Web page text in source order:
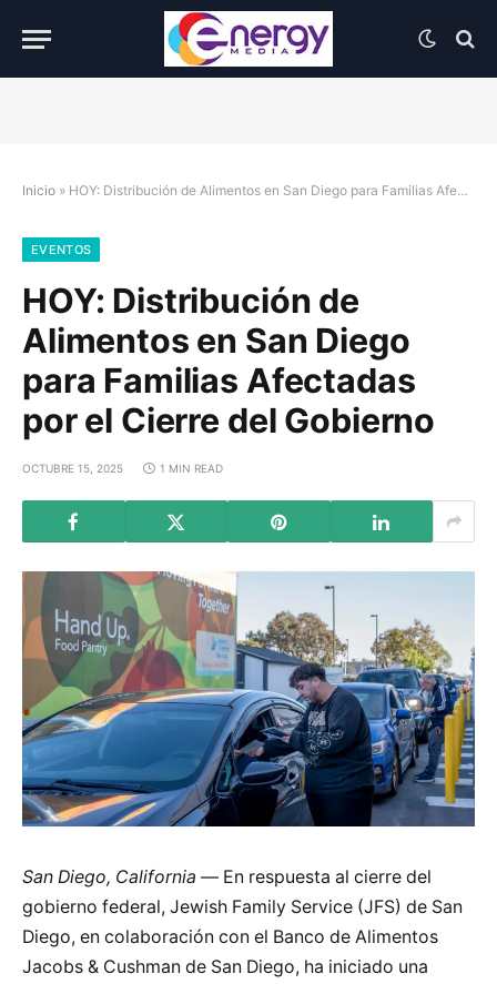
Inicio » HOY: Distribución de Alimentos en San Diego para Familias Afectadas por el Cierre del Gobierno
EVENTOS
HOY: Distribución de
Alimentos en San Diego
para Familias Afectadas
por el Cierre del Gobierno
OCTUBRE 15, 2025 1 MIN READ
San Diego, California — En respuesta al cierre del
gobierno federal, Jewish Family Service (JFS) de San
Diego, en colaboración con el Banco de Alimentos
Jacobs & Cushman de San Diego, ha iniciado una